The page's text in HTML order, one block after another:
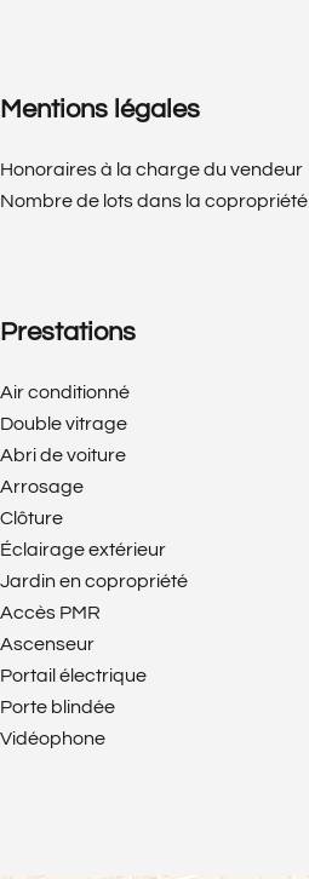
Mentions légales
Honoraires à la charge du vendeur
Nombre de lots dans la copropriété
Prestations
Air conditionné
Double vitrage
Abri de voiture
Arrosage
Clôture
Éclairage extérieur
Jardin en copropriété
Accès PMR
Ascenseur
Portail électrique
Porte blindée
Vidéophone